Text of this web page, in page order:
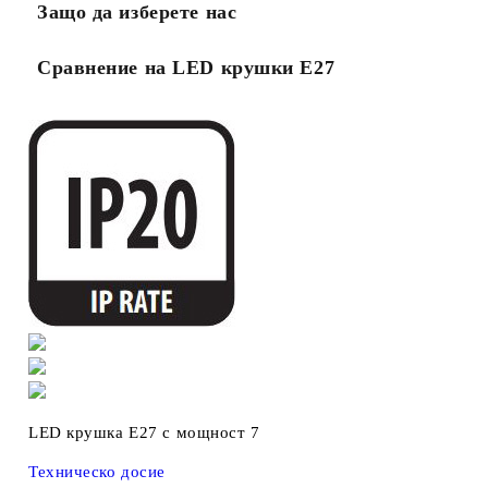
Защо да изберете нас
Сравнение на LED крушки Е27
LED крушка E27 с мощност 7
Техническо досие